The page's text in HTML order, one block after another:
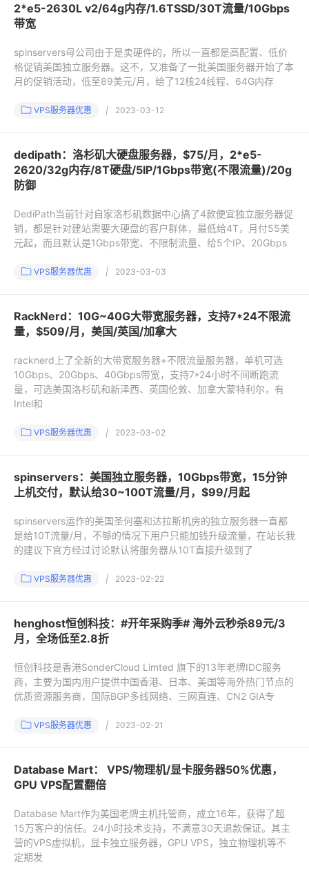
2*e5-2630L v2/64g内存/1.6TSSD/30T流量/10Gbps
带宽
spinservers母公司由于是卖硬件的，所以一直都是高配置、低价
格促销美国独立服务器。这不，又准备了一批美国服务器开始了本
月的促销活动，低至89美元/月，给了12核24线程、64G内存
VPS服务器优惠 | 2023-03-12
dedipath：洛杉矶大硬盘服务器，$75/月，2*e5-
2620/32g内存/8T硬盘/5IP/1Gbps带宽(不限流量)/20g
防御
DediPath当前针对自家洛杉矶数据中心搞了4款便宜独立服务器促
销，都是针对建站需要大硬盘的客户群体，最低给4T，月付55美
元起，而且默认是1Gbps带宽、不限制流量、给5个IP、20Gbps
VPS服务器优惠 | 2023-03-03
RackNerd：10G~40G大带宽服务器，支持7*24不限流
量，$509/月，美国/英国/加拿大
racknerd上了全新的大带宽服务器+不限流量服务器，单机可选
10Gbps、20Gbps、40Gbps带宽，支持7*24小时不间断跑流
量，可选美国洛杉矶和新泽西、英国伦敦、加拿大蒙特利尔，有
Intel和
VPS服务器优惠 | 2023-03-02
spinservers：美国独立服务器，10Gbps带宽，15分钟
上机交付，默认给30~100T流量/月，$99/月起
spinservers运作的美国圣何塞和达拉斯机房的独立服务器一直都
是给10T流量/月，不够的情况下用户只能加钱升级流量，在站长我
的建议下官方经过讨论默认将服务器从10T直接升级到了
VPS服务器优惠 | 2023-02-22
henghost恒创科技：#开年采购季# 海外云秒杀89元/3
月，全场低至2.8折
恒创科技是香港SonderCloud Limted 旗下的13年老牌IDC服务
商，主要为国内用户提供中国香港、日本、美国等海外热门节点的
优质资源服务商，国际BGP多线网络、三网直连、CN2 GIA专
VPS服务器优惠 | 2023-02-21
Database Mart： VPS/物理机/显卡服务器50%优惠，
GPU VPS配置翻倍
Database Mart作为美国老牌主机托管商，成立16年，获得了超
15万客户的信任。24小时技术支持，不满意30天退款保证。其主
营的VPS虚拟机，显卡独立服务器，GPU VPS，独立物理机等不
定期发